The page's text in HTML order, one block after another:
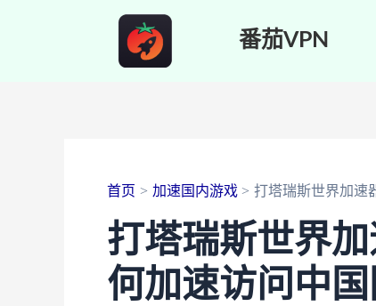
番茄VPN
首页 加速国内游戏 打塔瑞斯世界加速
打塔瑞斯世界
何加速访问中